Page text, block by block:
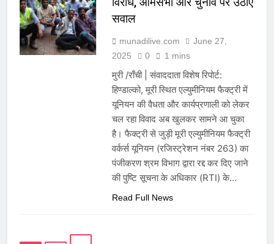
सवाल
munadilive.com
June 27,
2025
0 1 mins
मुरी /राँची | संवाददाता विशेष रिपोर्ट:
हिण्डाल्को, मूरी स्थित एल्युमीनियम फैक्ट्री में
यूनियन की वैधता और कार्यप्रणाली को लेकर
चल रहा विवाद अब खुलकर सामने आ चुका
है। फैक्ट्री से जुड़ी मूरी एल्युमीनियम फैक्ट्री
वर्कर्स यूनियन (रजिस्ट्रेशन नंबर 263) का
पंजीकरण श्रम विभाग द्वारा रद्द कर दिए जाने
की पुष्टि सूचना के अधिकार (RTI) के…
Read Full News